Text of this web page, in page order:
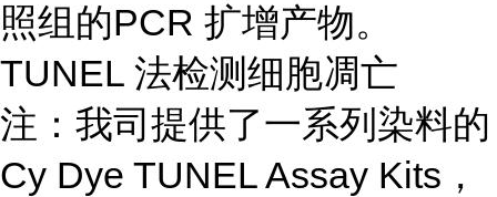
照组的PCR 扩增产物。
TUNEL 法检测细胞凋亡
注：我司提供了一系列染料的
Cy Dye TUNEL Assay Kits，